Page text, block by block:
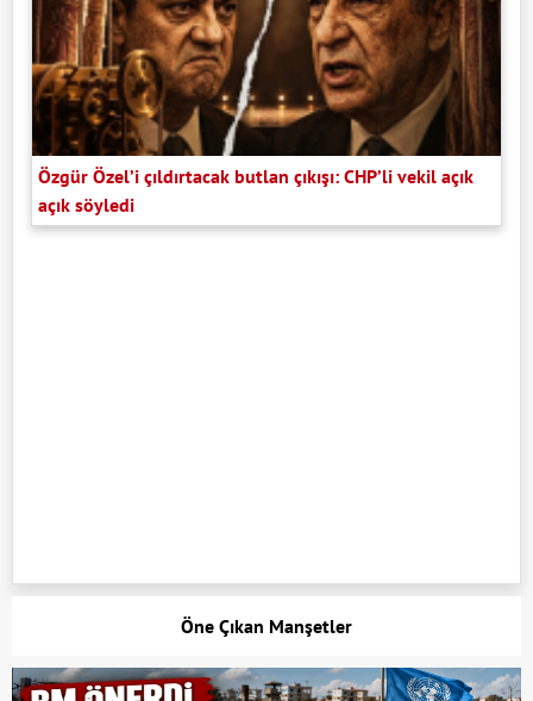
Özgür Özel’i çıldırtacak butlan çıkışı: CHP’li vekil açık
açık söyledi
Öne Çıkan Manşetler